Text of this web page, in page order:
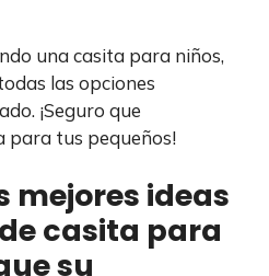
una casita para niños,
las opciones
¡Seguro que
para tus pequeños!
mejores ideas
casita para
su